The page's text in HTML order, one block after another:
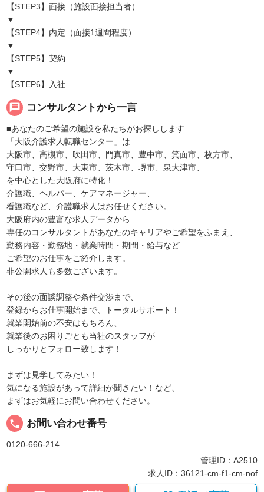
【STEP3】面接（施設面接担当者）
▼
【STEP4】内定（面接1週間程度）
▼
【STEP5】契約
▼
【STEP6】入社
message コンサルタントから一言
■あなたのご希望の施設を私たちがお探しします
「大阪介護求人転職センター」は
大阪市、高槻市、吹田市、門真市、豊中市、箕面市、枚方市、
守口市、交野市、大東市、茨木市、堺市、泉大津市、
を中心とした大阪府に特化！
介護職、ヘルパー、ケアマネージャー、
看護職など、介護職求人はお任せください。
大阪府内の豊富な求人データから
専任のコンサルタントがあなたのキャリアやご希望をふまえ、
勤務内容・勤務地・就業時間・期間・給与など
ご希望のお仕事をご紹介します。
非公開求人も多数ございます。
その後の面談調整や条件交渉まで、
登録からお仕事開始まで、トータルサポート！
就業開始前の不安はもちろん、
就業後のお困りごとも当社のスタッフが
しっかりとフォロー致します！
まずは見学してみたい！
気になる施設があって詳細が聞きたい！など、
まずはお気軽にお問い合わせください。
local_phone お問い合わせ番号
0120-666-214
管理ID：A2510
求人ID：36121-cm-f1-cm-nof